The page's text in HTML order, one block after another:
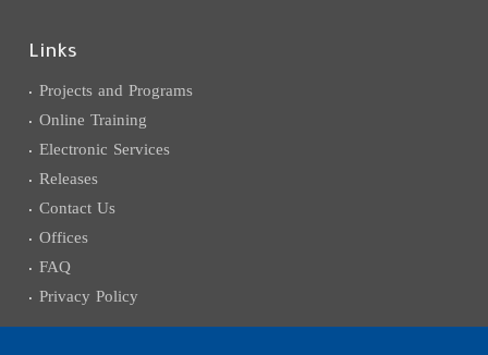
Links
Projects and Programs
Online Training
Electronic Services
Releases
Contact Us
Offices
FAQ
Privacy Policy